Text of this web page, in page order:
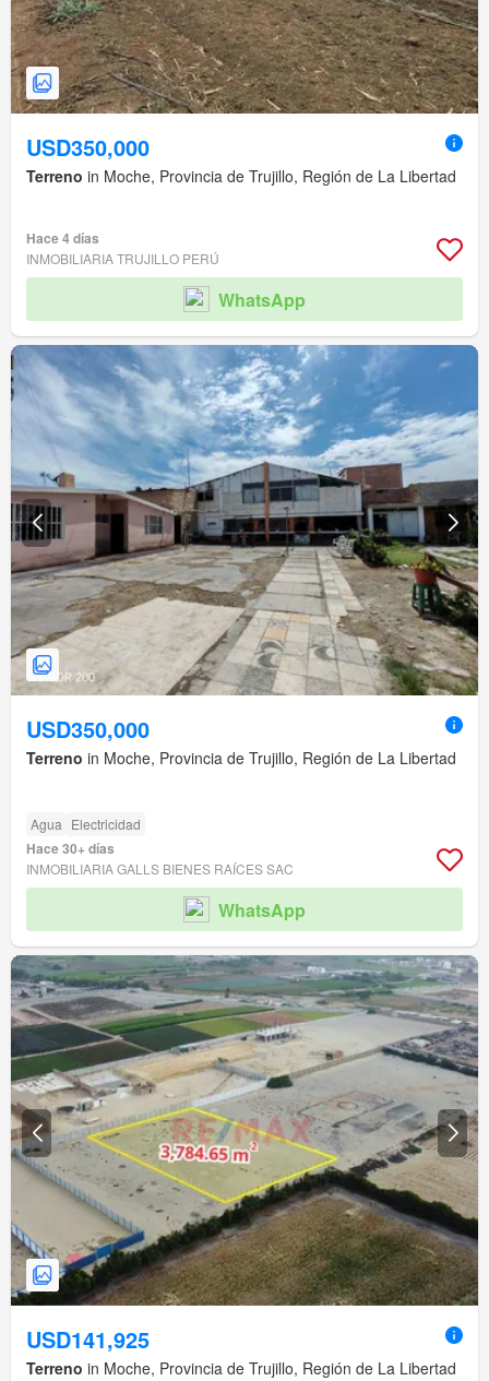
USD350,000
Terreno in Moche, Provincia de Trujillo, Región de La Libertad
Hace 4 días
INMOBILIARIA TRUJILLO PERÚ
WhatsApp
USD350,000
Terreno in Moche, Provincia de Trujillo, Región de La Libertad
Agua Electricidad
Hace 30+ días
INMOBILIARIA GALLS BIENES RAÍCES SAC
WhatsApp
USD141,925
Terreno in Moche, Provincia de Trujillo, Región de La Libertad